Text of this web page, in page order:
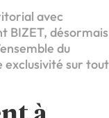
avec
BIZET, désormais
du
exclusivité sur tout